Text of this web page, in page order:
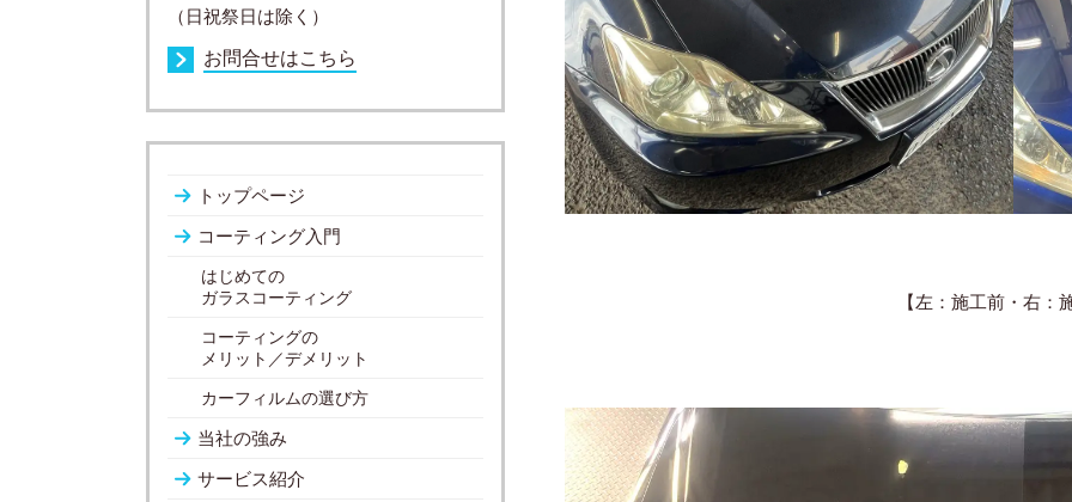
【左：施工前・右：
（日祝祭日は除く）
お問合せはこちら
トップページ
コーティング入門
はじめての
ガラスコーティング
コーティングの
メリット／デメリット
カーフィルムの選び方
当社の強み
サービス紹介